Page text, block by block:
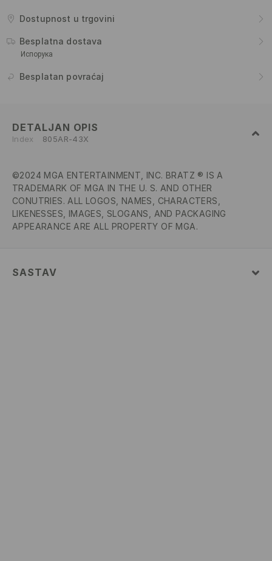
Dostupnost u trgovini
Besplatna dostava
Испорука
Besplatan povraćaj
DETALJAN OPIS
Index 805AR-43X
©2024 MGA ENTERTAINMENT, INC. BRATZ ® IS A
TRADEMARK OF MGA IN THE U. S. AND OTHER
CONUTRIES. ALL LOGOS, NAMES, CHARACTERS,
LIKENESSES, IMAGES, SLOGANS, AND PACKAGING
APPEARANCE ARE ALL PROPERTY OF MGA.
SASTAV